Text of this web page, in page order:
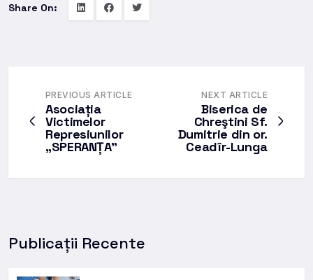
Share On:
PREVIOUS ARTICLE
Asociația
Victimelor
Represiunilor
„SPERANȚA”
NEXT ARTICLE
Biserica de
Chreştini Sf.
Dumitrie din or.
Ceadîr-Lunga
Publicații Recente